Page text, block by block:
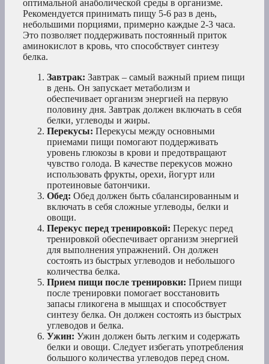
оптимальной анаболической среды в организме.
Рекомендуется принимать пищу 5-6 раз в день,
небольшими порциями, примерно каждые 2-3 часа.
Это позволяет поддерживать постоянный приток
аминокислот в кровь, что способствует синтезу
белка.
Завтрак: Завтрак – самый важный прием пищи
в день. Он запускает метаболизм и
обеспечивает организм энергией на первую
половину дня. Завтрак должен включать в себя
белки, углеводы и жиры.
Перекусы: Перекусы между основными
приемами пищи помогают поддерживать
уровень глюкозы в крови и предотвращают
чувство голода. В качестве перекусов можно
использовать фрукты, орехи, йогурт или
протеиновые батончики.
Обед: Обед должен быть сбалансированным и
включать в себя сложные углеводы, белки и
овощи.
Перекус перед тренировкой: Перекус перед
тренировкой обеспечивает организм энергией
для выполнения упражнений. Он должен
состоять из быстрых углеводов и небольшого
количества белка.
Прием пищи после тренировки: Прием пищи
после тренировки помогает восстановить
запасы гликогена в мышцах и способствует
синтезу белка. Он должен состоять из быстрых
углеводов и белка.
Ужин: Ужин должен быть легким и содержать
белки и овощи. Следует избегать употребления
большого количества углеводов перед сном.